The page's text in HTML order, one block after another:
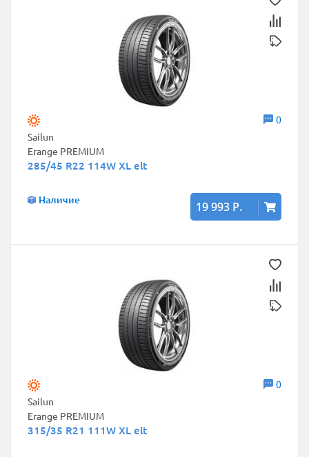
0
Sailun
Erange PREMIUM
285/45 R22 114W XL elt
Наличие 19 993 Р.
0
Sailun
Erange PREMIUM
315/35 R21 111W XL elt